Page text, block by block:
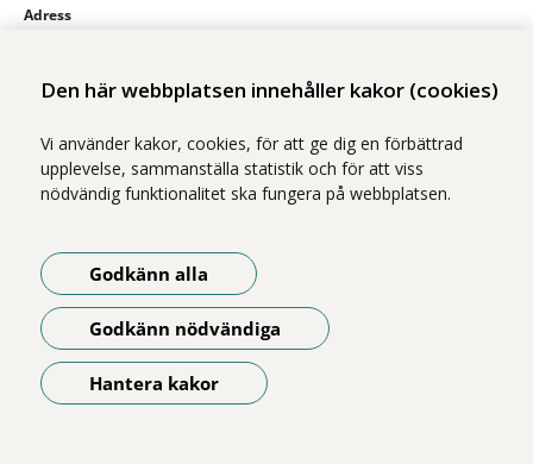
Den här webbplatsen innehåller kakor (cookies)
Vi använder kakor, cookies, för att ge dig en förbättrad
upplevelse, sammanställa statistik och för att viss
nödvändig funktionalitet ska fungera på webbplatsen.
Godkänn alla
Godkänn nödvändiga
Hantera kakor
Adress
Hitta till oss (karta)
Vi ingår i Stockholms läns sjukvårdsområde som erbjuder hälso- och
sjukvård i Region Stockholms regi.
Om webbplatsen
Tillgänglighetsredogörelse